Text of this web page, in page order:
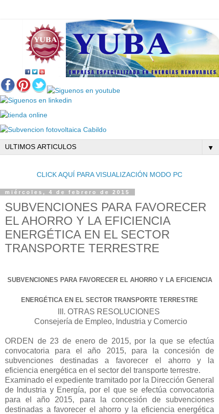
▼
CLICK AQUÍ PARA VISUALIZACIÓN MODO PC
miércoles, 4 de febrero de 2015
SUBVENCIONES PARA FAVORECER
EL AHORRO Y LA EFICIENCIA
ENERGÉTICA EN EL SECTOR
TRANSPORTE TERRESTRE
SUBVENCIONES PARA FAVORECER EL AHORRO Y LA EFICIENCIA
ENERGÉTICA EN EL SECTOR TRANSPORTE TERRESTRE
III. OTRAS RESOLUCIONES
Consejería de Empleo, Industria y Comercio
ORDEN de 23 de enero de 2015, por la que se efectúa
convocatoria para el año 2015, para la concesión de
subvenciones destinadas a favorecer el ahorro y la
eficiencia energética en el sector del transporte terrestre.
Examinado el expediente tramitado por la Dirección General
de Industria y Energía, por el que se efectúa convocatoria
para el año 2015, para la concesión de subvenciones
destinadas a favorecer el ahorro y la eficiencia energética